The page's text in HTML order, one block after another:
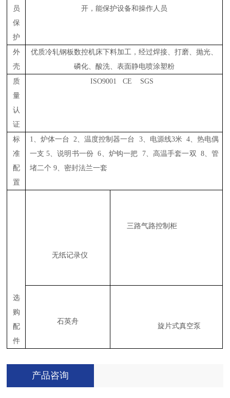
员
保
护
开，能保护设备和操作人员
外
壳
优质冷轧钢板数控机床下料加工，经过焊接、打磨、抛光、
磷化、酸洗、表面静电喷涂塑粉
质
量
认
证
ISO9001 CE SGS
标
准
配
置
1、炉体一台 2、温度控制器一台 3、电源线3米4、热电偶
一支5、说明书一份6、炉钩一把 7、高温手套一双 8、管
堵二个 9、密封法兰一套
选
购
配
件
无纸记录仪
三路气路控制柜
石英舟
旋片式真空泵
产品咨询